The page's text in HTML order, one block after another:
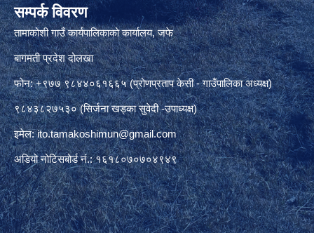
सम्पर्क विवरण
तामाकोशी गाउँ कार्यपालिकाको कार्यालय, जफे
बागमती प्रदेश दोलखा
फोन: +९७७ ९८४४०६१६६५ (प्रोणप्रताप केसी - गाउँपालिका अध्यक्ष)
९८४३८२७५३० (सिर्जना खड्का सुवेदी -उपाध्यक्ष)
इमेल:ito.tamakoshimun@gmail.com
अडियो नोटिसबोर्ड नं.: १६१८०७०७०४९४९